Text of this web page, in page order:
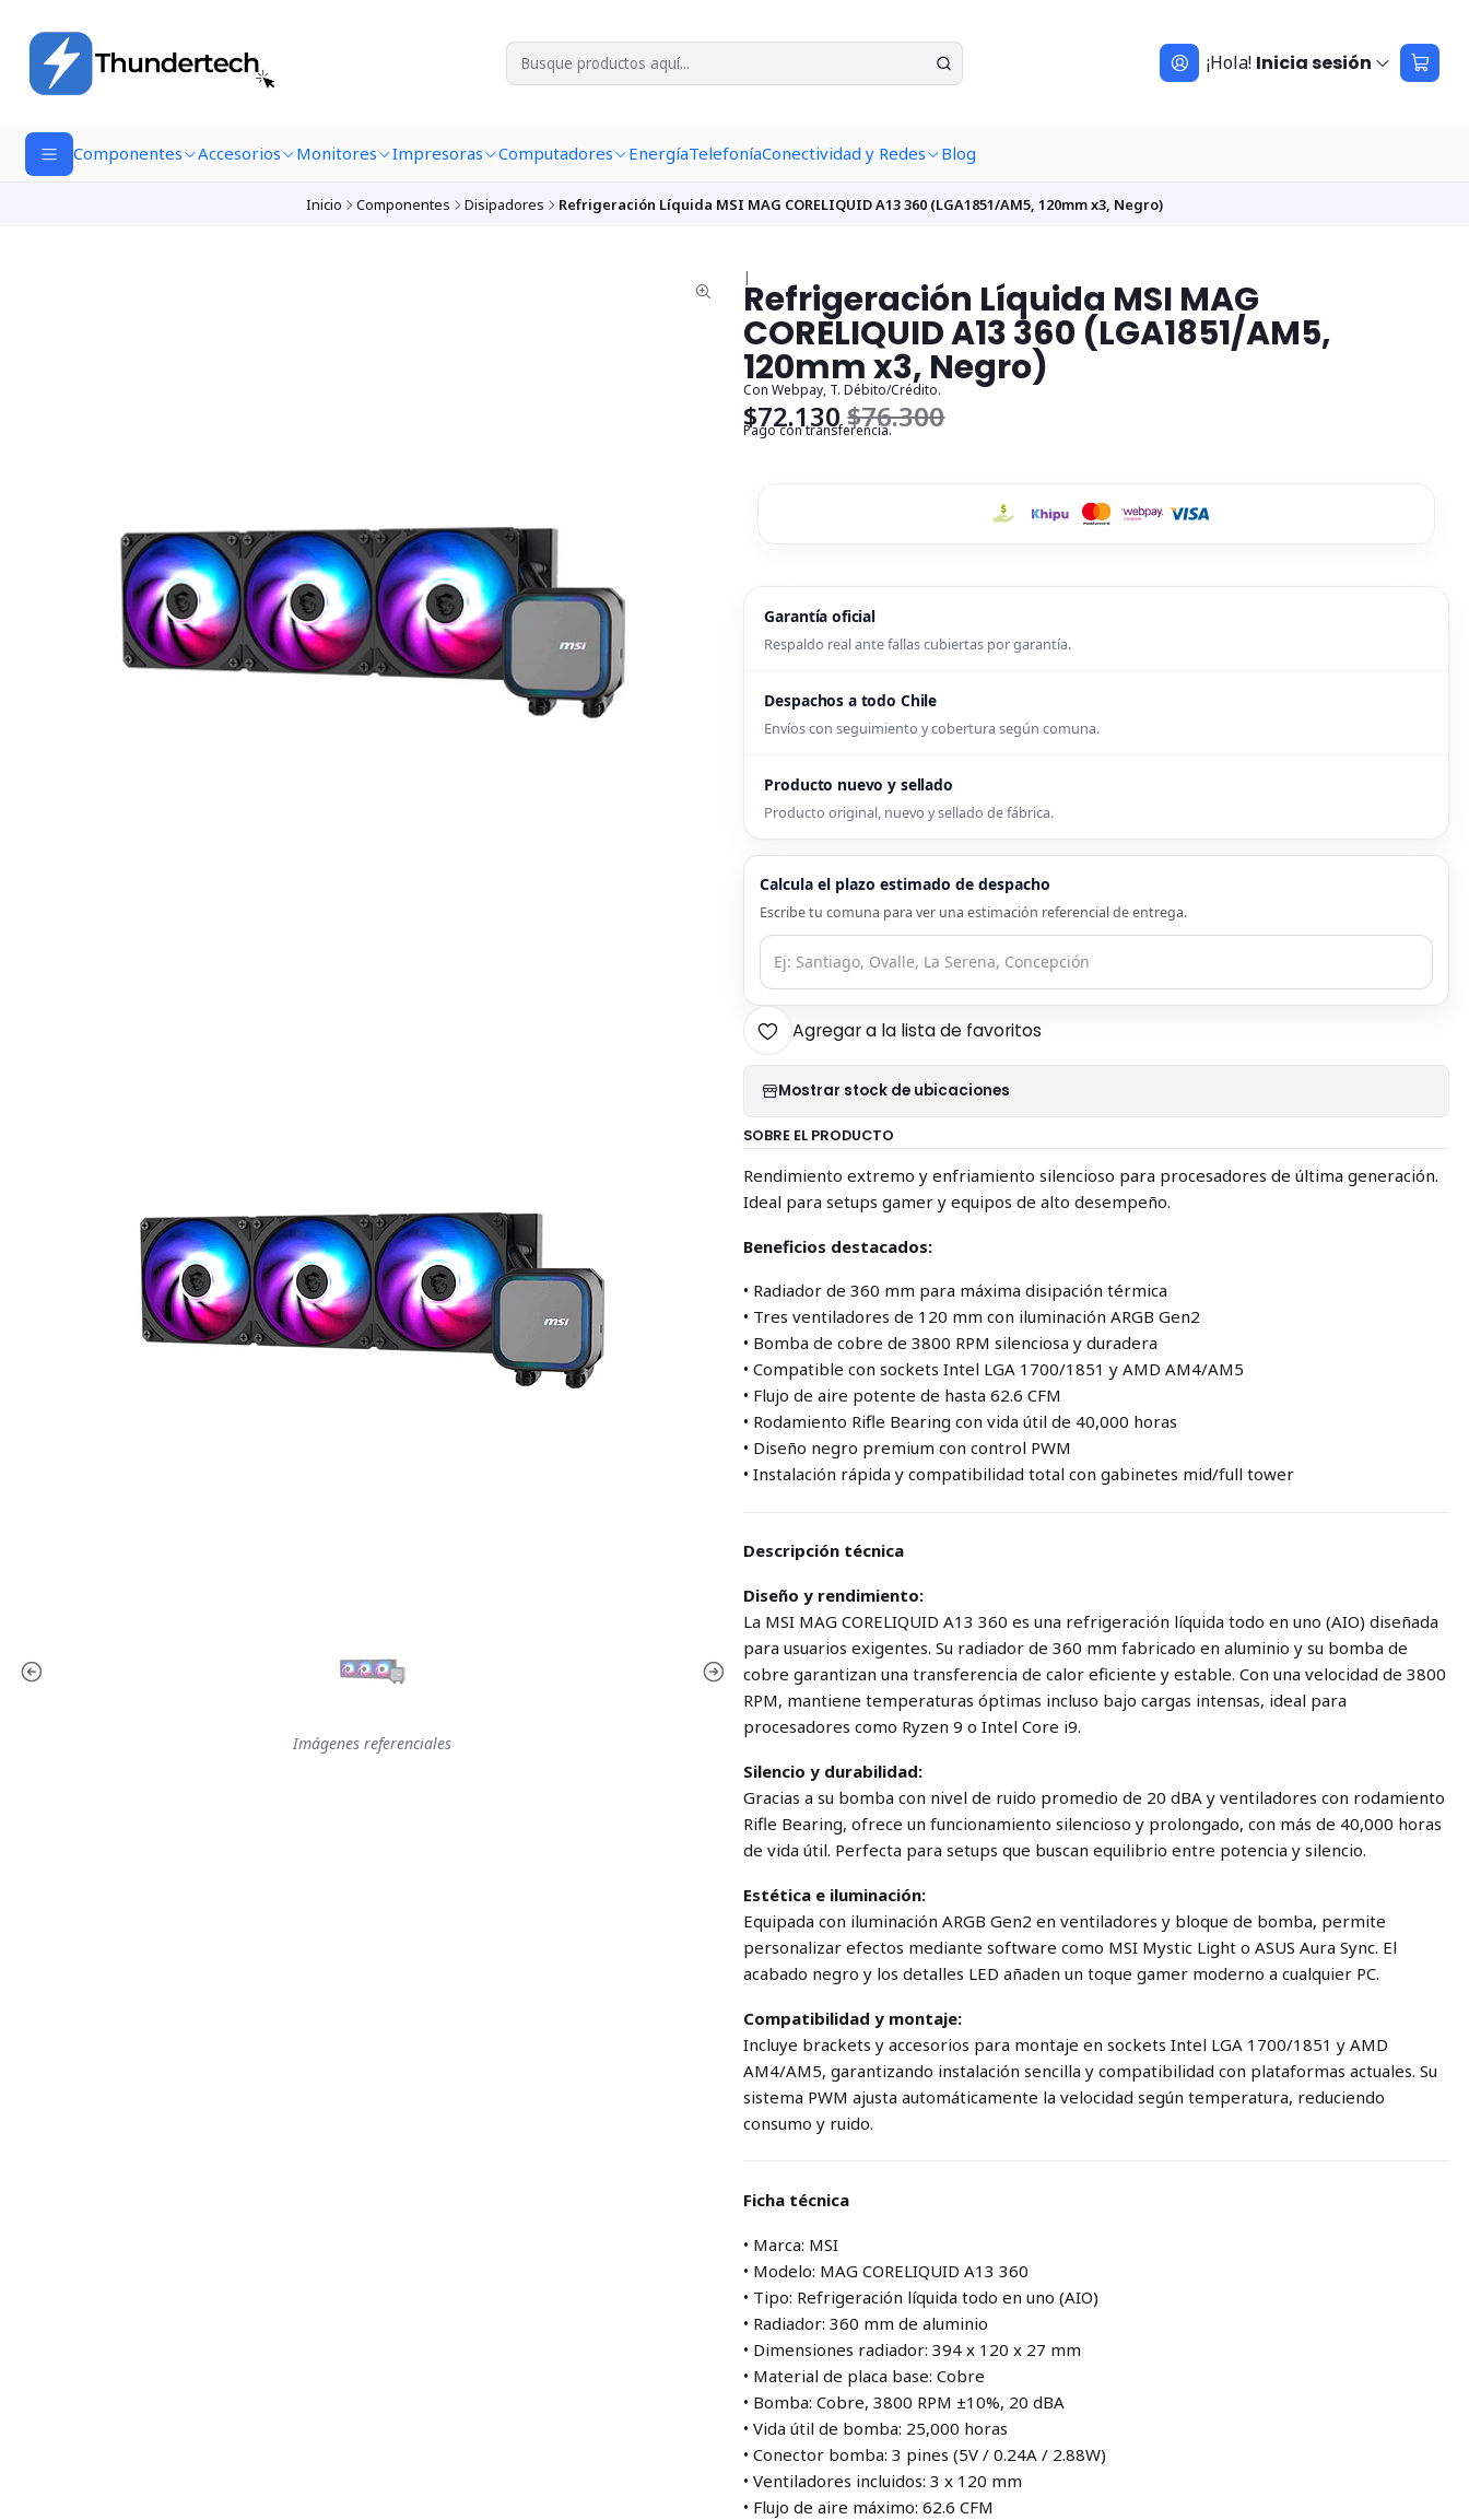
¡Hola! Inicia sesión
Componentes Accesorios Monitores Impresoras Computadores EnergíaTelefoníaConectividad y Redes Blog
Inicio Componentes Disipadores Refrigeración Líquida MSI MAG CORELIQUID A13 360 (LGA1851/AM5, 120mm x3, Negro)
|Refrigeración Líquida MSI MAG
CORELIQUID A13 360 (LGA1851/AM5,
120mm x3, Negro)
Con Webpay, T. Débito/Crédito.
$72.130$76.300
Pago con transferencia.
Garantía oficial
Respaldo real ante fallas cubiertas por garantía.
Despachos a todo Chile
Envíos con seguimiento y cobertura según comuna.
Producto nuevo y sellado
Producto original, nuevo y sellado de fábrica.
Calcula el plazo estimado de despacho
Escribe tu comuna para ver una estimación referencial de entrega.
Agregar a la lista de favoritos
Mostrar stock de ubicaciones
SOBRE EL PRODUCTO
Rendimiento extremo y enfriamiento silencioso para procesadores de última generación.
Ideal para setups gamer y equipos de alto desempeño.
Beneficios destacados:
• Radiador de 360 mm para máxima disipación térmica
• Tres ventiladores de 120 mm con iluminación ARGB Gen2
• Bomba de cobre de 3800 RPM silenciosa y duradera
• Compatible con sockets Intel LGA 1700/1851 y AMD AM4/AM5
• Flujo de aire potente de hasta 62.6 CFM
• Rodamiento Rifle Bearing con vida útil de 40,000 horas
• Diseño negro premium con control PWM
• Instalación rápida y compatibilidad total con gabinetes mid/full tower
Descripción técnica
Diseño y rendimiento:
La MSI MAG CORELIQUID A13 360 es una refrigeración líquida todo en uno (AIO) diseñada
para usuarios exigentes. Su radiador de 360 mm fabricado en aluminio y su bomba de
cobre garantizan una transferencia de calor eficiente y estable. Con una velocidad de 3800
RPM, mantiene temperaturas óptimas incluso bajo cargas intensas, ideal para
procesadores como Ryzen 9 o Intel Core i9.
Silencio y durabilidad:
Gracias a su bomba con nivel de ruido promedio de 20 dBA y ventiladores con rodamiento
Rifle Bearing, ofrece un funcionamiento silencioso y prolongado, con más de 40,000 horas
de vida útil. Perfecta para setups que buscan equilibrio entre potencia y silencio.
Estética e iluminación:
Equipada con iluminación ARGB Gen2 en ventiladores y bloque de bomba, permite
personalizar efectos mediante software como MSI Mystic Light o ASUS Aura Sync. El
acabado negro y los detalles LED añaden un toque gamer moderno a cualquier PC.
Compatibilidad y montaje:
Incluye brackets y accesorios para montaje en sockets Intel LGA 1700/1851 y AMD
AM4/AM5, garantizando instalación sencilla y compatibilidad con plataformas actuales. Su
sistema PWM ajusta automáticamente la velocidad según temperatura, reduciendo
consumo y ruido.
Ficha técnica
• Marca: MSI
• Modelo: MAG CORELIQUID A13 360
• Tipo: Refrigeración líquida todo en uno (AIO)
• Radiador: 360 mm de aluminio
• Dimensiones radiador: 394 x 120 x 27 mm
• Material de placa base: Cobre
• Bomba: Cobre, 3800 RPM ±10%, 20 dBA
• Vida útil de bomba: 25,000 horas
• Conector bomba: 3 pines (5V / 0.24A / 2.88W)
• Ventiladores incluidos: 3 x 120 mm
• Flujo de aire máximo: 62.6 CFM